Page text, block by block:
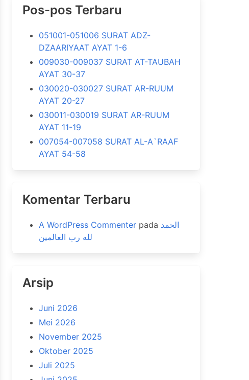
Pos-pos Terbaru
051001-051006 SURAT ADZ-
DZAARIYAAT AYAT 1-6
009030-009037 SURAT AT-TAUBAH
AYAT 30-37
030020-030027 SURAT AR-RUUM
AYAT 20-27
030011-030019 SURAT AR-RUUM
AYAT 11-19
007054-007058 SURAT AL-A`RAAF
AYAT 54-58
Komentar Terbaru
A WordPress Commenterpada الحمد
لله رب العالمين
Arsip
Juni 2026
Mei 2026
November 2025
Oktober 2025
Juli 2025